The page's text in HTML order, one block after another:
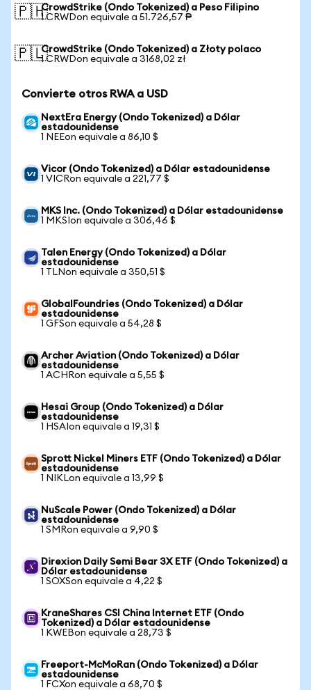
🇵🇭CrowdStrike (Ondo Tokenized) a Peso Filipino
1 CRWDon equivale a 51.726,57 ₱
🇵🇱CrowdStrike (Ondo Tokenized) a Złoty polaco
1 CRWDon equivale a 3168,02 zł
Convierte otros RWA a USD
NextEra Energy (Ondo Tokenized) a Dólar
estadounidense
1 NEEon equivale a 86,10 $
Vicor (Ondo Tokenized) a Dólar estadounidense
1 VICRon equivale a 221,77 $
MKS Inc. (Ondo Tokenized) a Dólar estadounidense
1 MKSIon equivale a 306,46 $
Talen Energy (Ondo Tokenized) a Dólar
estadounidense
1 TLNon equivale a 350,51 $
GlobalFoundries (Ondo Tokenized) a Dólar
estadounidense
1 GFSon equivale a 54,28 $
Archer Aviation (Ondo Tokenized) a Dólar
estadounidense
1 ACHRon equivale a 5,55 $
Hesai Group (Ondo Tokenized) a Dólar
estadounidense
1 HSAIon equivale a 19,31 $
Sprott Nickel Miners ETF (Ondo Tokenized) a Dólar
estadounidense
1 NIKLon equivale a 13,99 $
NuScale Power (Ondo Tokenized) a Dólar
estadounidense
1 SMRon equivale a 9,90 $
Direxion Daily Semi Bear 3X ETF (Ondo Tokenized) a
Dólar estadounidense
1 SOXSon equivale a 4,22 $
KraneShares CSI China Internet ETF (Ondo
Tokenized) a Dólar estadounidense
1 KWEBon equivale a 28,73 $
Freeport-McMoRan (Ondo Tokenized) a Dólar
estadounidense
1 FCXon equivale a 68,70 $